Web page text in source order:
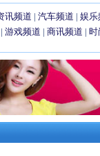
讯频道 | 汽车频道 | 娱乐
| 游戏频道 | 商讯频道 | 时